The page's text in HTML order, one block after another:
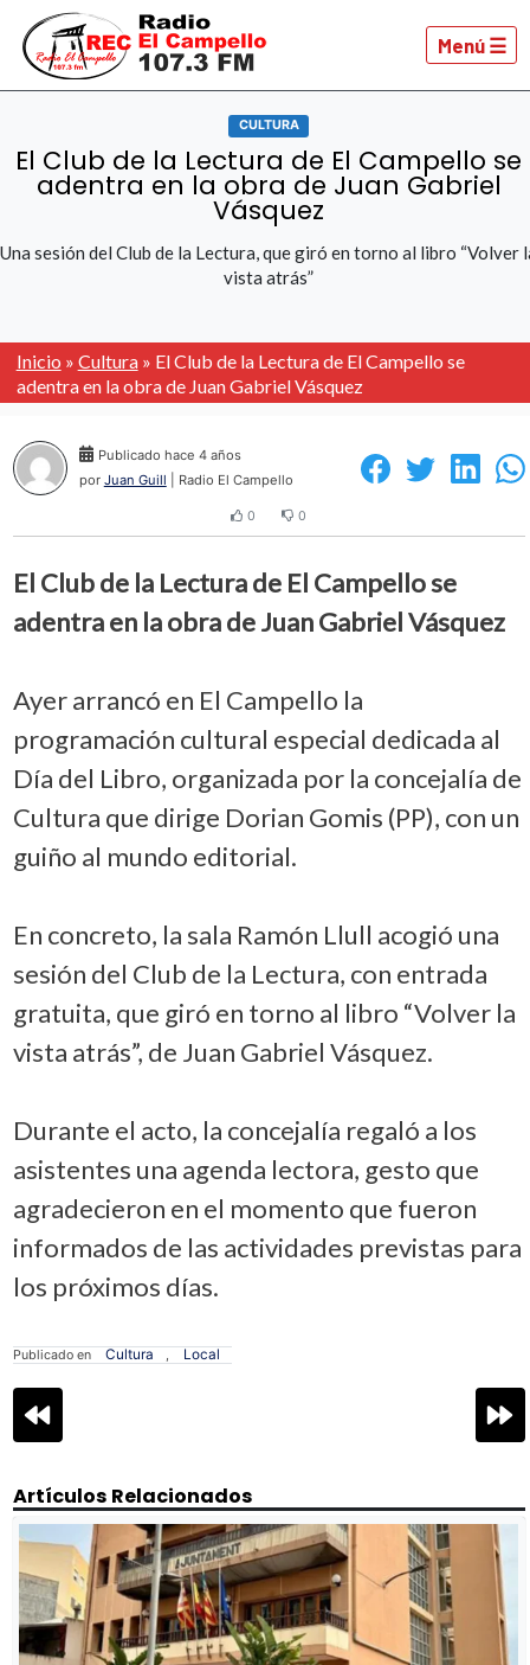
Menú ☰
CULTURA
El Club de la Lectura de El Campello se
adentra en la obra de Juan Gabriel
Vásquez
Una sesión del Club de la Lectura, que giró en torno al libro “Volver
vista atrás”
Inicio » Cultura» El Club de la Lectura de El Campello se
adentra en la obra de Juan Gabriel Vásquez
Publicado hace 4 años
por Juan Guill | Radio El Campello
0 0
El Club de la Lectura de El Campello se
adentra en la obra de Juan Gabriel Vásquez
Ayer arrancó en El Campello la
programación cultural especial dedicada al
Día del Libro, organizada por la concejalía de
Cultura que dirige Dorian Gomis (PP), con un
guiño al mundo editorial.
En concreto, la sala Ramón Llull acogió una
sesión del Club de la Lectura, con entrada
gratuita, que giró en torno al libro “Volver la
vista atrás”, de Juan Gabriel Vásquez.
Durante el acto, la concejalía regaló a los
asistentes una agenda lectora, gesto que
agradecieron en el momento que fueron
informados de las actividades previstas para
los próximos días.
Publicado en Cultura , Local
Navegación
de
Artículos Relacionados